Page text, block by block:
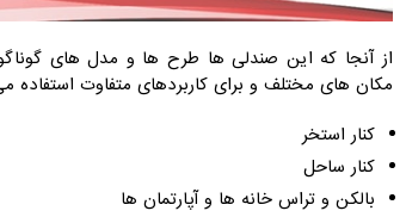
از آنجا که این صندلی ها طرح ها و مدل های
مکان های مختلف و برای کاربردهای متفاوت استفاده
کنار استخر
کنار ساحل
بالکن و تراس خانه ها و آپارتمان ها